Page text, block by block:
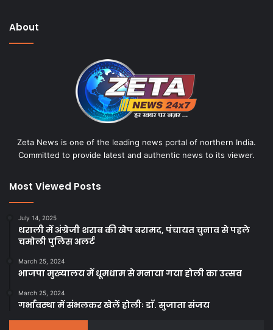
About
Zeta News is one of the leading news portal of northern India.
Committed to provide latest and authentic news to its viewer.
Most Viewed Posts
July 14, 2025
थराली में अंग्रेजी शराब की खेप बरामद, पंचायत चुनाव से पहले
चमोली पुलिस अलर्ट
March 25, 2024
भाजपा मुख्यालय में धूमधाम से मनाया गया होली का उत्सव
March 25, 2024
गर्भावस्था में संभलकर खेलें होलीः डाॅ. सुजाता संजय